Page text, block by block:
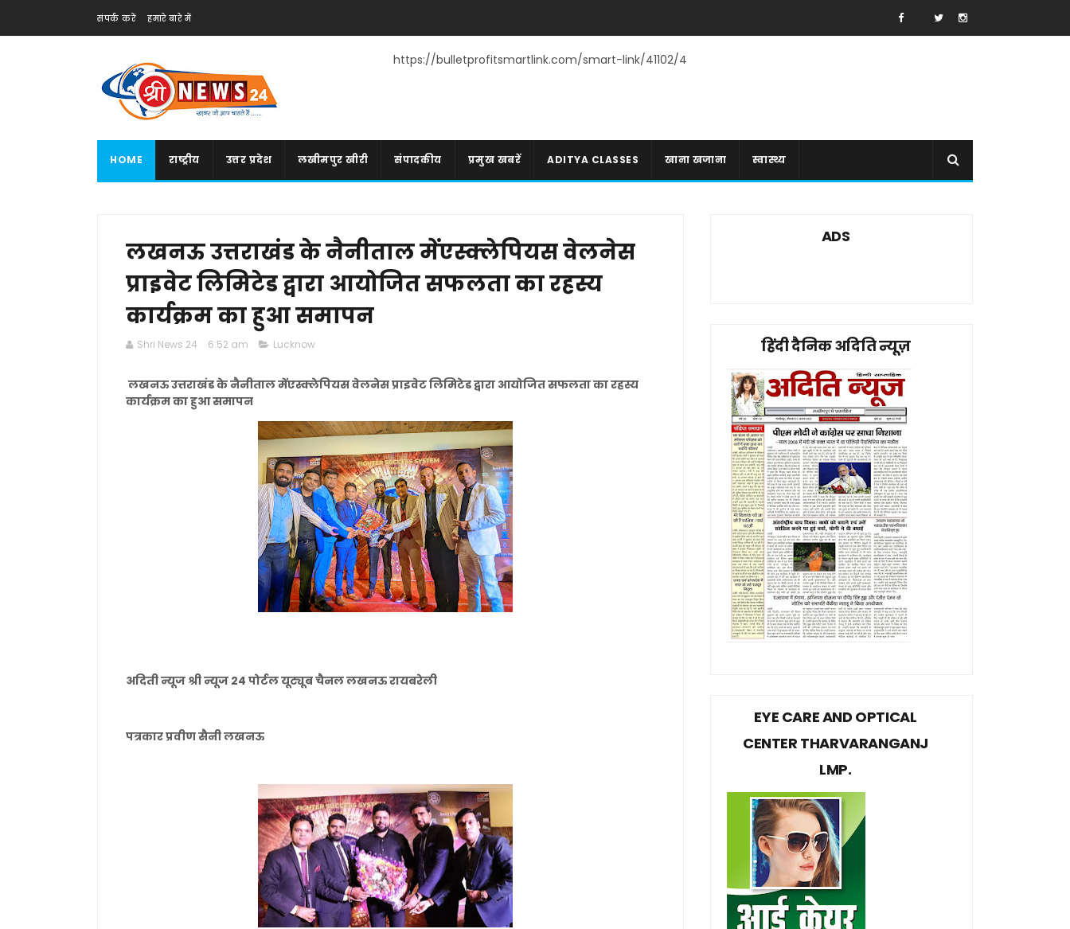
संपर्क करें हमारे बारे में
https://bulletprofitsmartlink.com/smart-link/41102/4
HOME राष्ट्रीय उत्तर प्रदेश लखीमपुर खीरी संपादकीय प्रमुख खबरें ADITYA CLASSES खाना खजाना स्वास्थ्य
लखनऊ उत्तराखंड के नैनीताल मेंएस्क्लेपियस वेलनेस
प्राइवेट लिमिटेड द्वारा आयोजित सफलता का रहस्य
कार्यक्रम का हुआ समापन
Shri News 24 6:52 am Lucknow
लखनऊ उत्तराखंड के नैनीताल मेंएस्क्लेपियस वेलनेस प्राइवेट लिमिटेड द्वारा आयोजित सफलता का रहस्य
कार्यक्रम का हुआ समापन
अदिती न्यूज श्री न्यूज 24 पोर्टल यूट्यूब चैनल लखनऊ रायबरेली
पत्रकार प्रवीण सैनी लखनऊ
ADS
हिंदी दैनिक अदिति न्यूज़
EYE CARE AND OPTICAL
CENTER THARVARANGANJ
LMP.